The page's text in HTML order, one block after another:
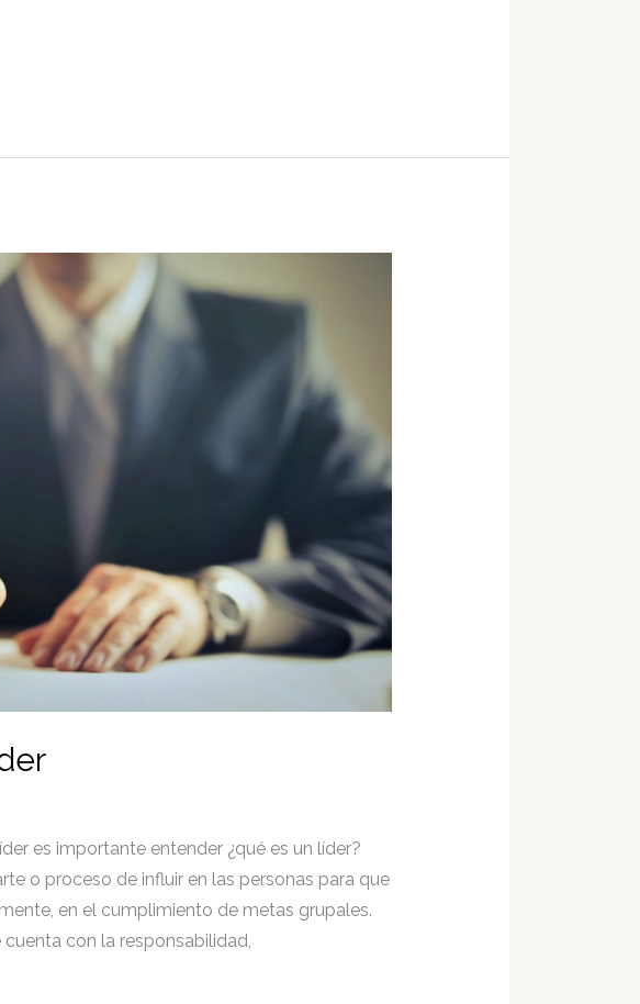
es importante entender ¿qué es un líder?
o proceso de influir en las personas para que
en el cumplimiento de metas grupales.
con la responsabilidad,